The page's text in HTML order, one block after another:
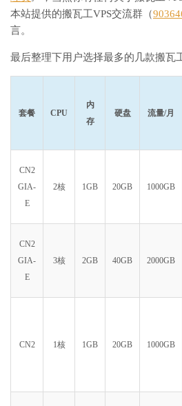
本站提供的搬瓦工VPS交流群（
言。
最后整理下用户选择最多的几款搬瓦
套餐 CPU
内
存
硬盘 流量/月
CN2
GIA-
E
2核 1GB 20GB 1000GB
CN2
GIA-
E
3核 2GB 40GB 2000GB
CN2 1核 1GB 20GB 1000GB